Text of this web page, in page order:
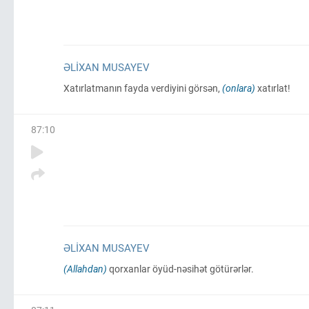
ƏLIXAN MUSAYEV
Xatırlatmanın fayda verdiyini görsən, (onlara) xatırlat!
87:10
ƏLIXAN MUSAYEV
(Allahdan) qorxanlar öyüd-nəsihət götürərlər.